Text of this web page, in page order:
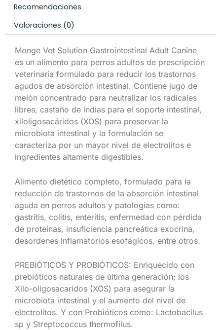
Recomendaciones
Valoraciones (0)
Monge Vet Solution Gastrointestinal Adult Canine
es un alimento para perros adultos de prescripción
veterinaria formulado para reducir los trastornos
agudos de absorción intestinal. Contiene jugo de
melón concentrado para neutralizar los radicales
libres, castaño de indias para el soporte intestinal,
xiloligosacáridos (XOS) para preservar la
microbiota intestinal y la formulación se
caracteriza por un mayor nivel de electrolitos e
ingredientes altamente digestibles.
Alimento dietético completo, formulado para la
reducción de trastornos de la absorción intestinal
aguda en perros adultos y patologías como:
gastritis, colitis, enteritis, enfermedad con pérdida
de proteínas, insuficiencia pancreática exocrina,
desordenes inflamatorios esofágicos, entre otros.
PREBIÓTICOS Y PROBIÓTICOS: Enriquecido con
prebióticos naturales de última generación; los
Xilo-oligosacaridos (XOS) para asegurar la
microbiota intestinal y el aumento del nivel de
electrolitos. Y con Probióticos como: Lactobacilus
sp y Streptococcus thermofilus.